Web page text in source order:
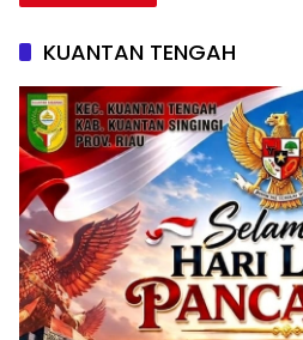
KUANTAN TENGAH